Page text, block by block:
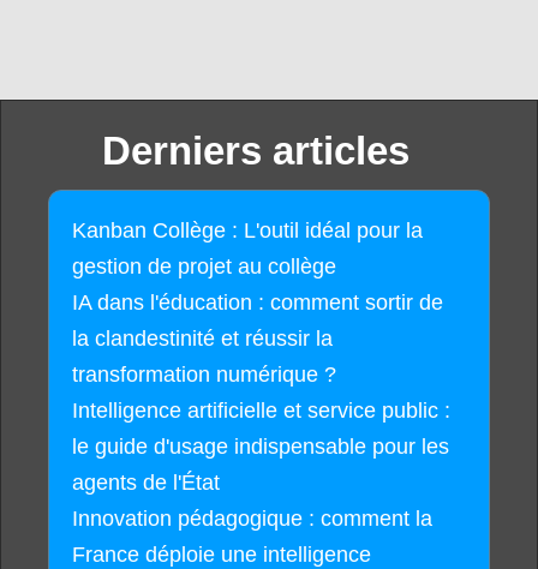
Derniers articles
Kanban Collège : L'outil idéal pour la
gestion de projet au collège
IA dans l'éducation : comment sortir de
la clandestinité et réussir la
transformation numérique ?
Intelligence artificielle et service public :
le guide d'usage indispensable pour les
agents de l'État
Innovation pédagogique : comment la
France déploie une intelligence